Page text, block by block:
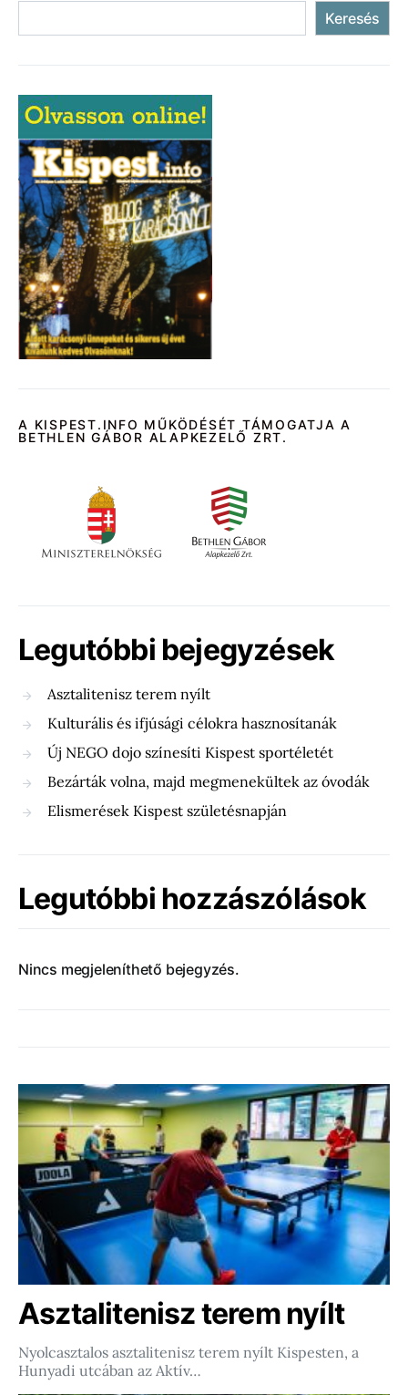
Keresés
A KISPEST.INFO MŰKÖDÉSÉT TÁMOGATJA A
BETHLEN GÁBOR ALAPKEZELŐ ZRT.
Legutóbbi bejegyzések
Asztalitenisz terem nyílt
Kulturális és ifjúsági célokra hasznosítanák
Új NEGO dojo színesíti Kispest sportéletét
Bezárták volna, majd megmenekültek az óvodák
Elismerések Kispest születésnapján
Legutóbbi hozzászólások
Nincs megjeleníthető bejegyzés.
Asztalitenisz terem nyílt
Nyolcasztalos asztalitenisz terem nyílt Kispesten, a
Hunyadi utcában az Aktív…